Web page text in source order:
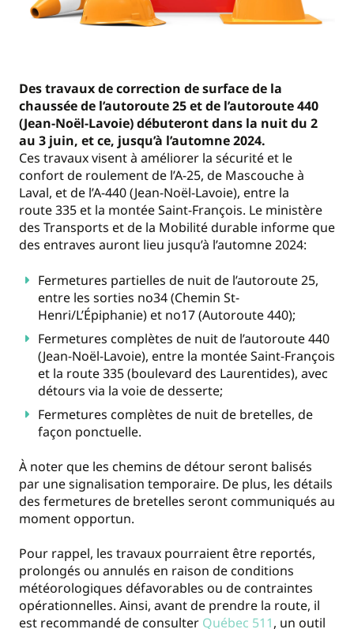
Des travaux de correction de surface de la
chaussée de l’autoroute 25 et de l’autoroute 440
(Jean-Noël-Lavoie) débuteront dans la nuit du 2
au 3 juin, et ce, jusqu’à l’automne 2024.
Ces travaux visent à améliorer la sécurité et le
confort de roulement de l’A-25, de Mascouche à
Laval, et de l’A-440 (Jean-Noël-Lavoie), entre la
route 335 et la montée Saint-François. Le ministère
des Transports et de la Mobilité durable informe que
des entraves auront lieu jusqu’à l’automne 2024:
Fermetures partielles de nuit de l’autoroute 25,
entre les sorties no34 (Chemin St-
Henri/L’Épiphanie) et no17 (Autoroute 440);
Fermetures complètes de nuit de l’autoroute 440
(Jean-Noël-Lavoie), entre la montée Saint-François
et la route 335 (boulevard des Laurentides), avec
détours via la voie de desserte;
Fermetures complètes de nuit de bretelles, de
façon ponctuelle.
À noter que les chemins de détour seront balisés
par une signalisation temporaire. De plus, les détails
des fermetures de bretelles seront communiqués au
moment opportun.
Pour rappel, les travaux pourraient être reportés,
prolongés ou annulés en raison de conditions
météorologiques défavorables ou de contraintes
opérationnelles. Ainsi, avant de prendre la route, il
est recommandé de consulter Québec 511, un outil